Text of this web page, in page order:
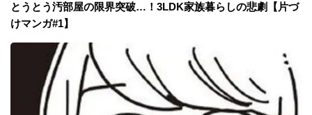
とうとう汚部屋の限界突破…！3LDK家族暮らしの悲劇【片づ
けマンガ#1】